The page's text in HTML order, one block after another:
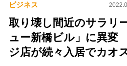
ビジネス
取り壊し間近のサラリ
ュー新橋ビル」に異
ジ店が続々入居でカオ